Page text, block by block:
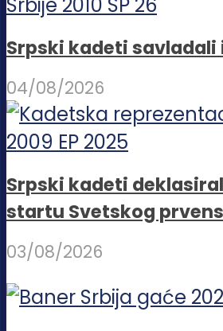
Srpski kadeti savladali
04/08/2026
Srpski kadeti
startu Svetskog
03/08/2026